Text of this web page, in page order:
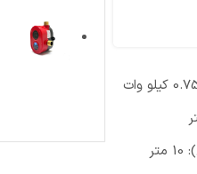
حداکثر آبدهی (دبی): 10 متر